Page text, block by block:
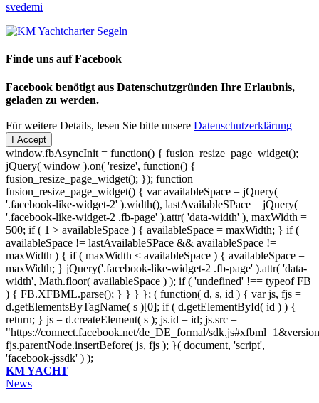
svedemi
Finde uns auf Facebook
Facebook benötigt aus Datenschutzgründen Ihre Erlaubnis,
geladen zu werden.
Für weitere Details, lesen Sie bitte unsere Datenschutzerklärung
I Accept
window.fbAsyncInit = function() { fusion_resize_page_widget();
jQuery( window ).on( 'resize', function() {
fusion_resize_page_widget(); }); function
fusion_resize_page_widget() { var availableSpace = jQuery(
'.facebook-like-widget-2' ).width(), lastAvailableSPace = jQuery(
'.facebook-like-widget-2 .fb-page' ).attr( 'data-width' ), maxWidth =
500; if ( 1 > availableSpace ) { availableSpace = maxWidth; } if (
availableSpace != lastAvailableSPace && availableSpace !=
maxWidth ) { if ( maxWidth < availableSpace ) { availableSpace =
maxWidth; } jQuery('.facebook-like-widget-2 .fb-page' ).attr( 'data-
width', Math.floor( availableSpace ) ); if ( 'undefined' !== typeof FB
) { FB.XFBML.parse(); } } } }; ( function( d, s, id ) { var js, fjs =
d.getElementsByTagName( s )[0]; if ( d.getElementById( id ) ) {
return; } js = d.createElement( s ); js.id = id; js.src =
"https://connect.facebook.net/de_DE_formal/
fjs.parentNode.insertBefore( js, fjs ); }( document, 'script',
'facebook-jssdk' ) );
KM YACHT
News